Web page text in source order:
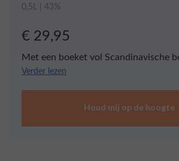
0,5L | 43%
€ 29,95
Met een boeket vol Scandinavische
duindoorn, cranberries en berkenblad
Verder lezen
Houd mij op de hoogte